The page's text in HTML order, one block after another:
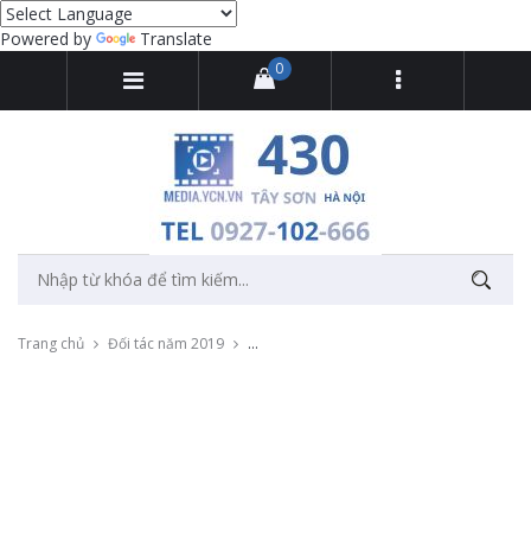
Powered by Translate
0
Trang chủ Đối tác năm 2019 Quay phim và dựng video cho sự kiện